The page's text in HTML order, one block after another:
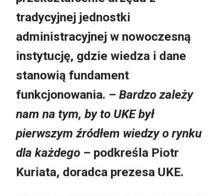
tradycyjnej jednostki
administracyjnej w nowoczesną
instytucję, gdzie wiedza i dane
stanowią fundament
funkcjonowania. – Bardzo zależy
nam na tym, by to UKE był
pierwszym źródłem wiedzy o rynku
dla każdego – podkreśla Piotr
Kuriata, doradca prezesa UKE.